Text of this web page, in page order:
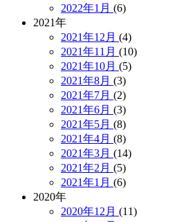
2022年1月 (6)
2021年
2021年12月 (4)
2021年11月 (10)
2021年10月 (5)
2021年8月 (3)
2021年7月 (2)
2021年6月 (3)
2021年5月 (8)
2021年4月 (8)
2021年3月 (14)
2021年2月 (5)
2021年1月 (6)
2020年
2020年12月 (11)